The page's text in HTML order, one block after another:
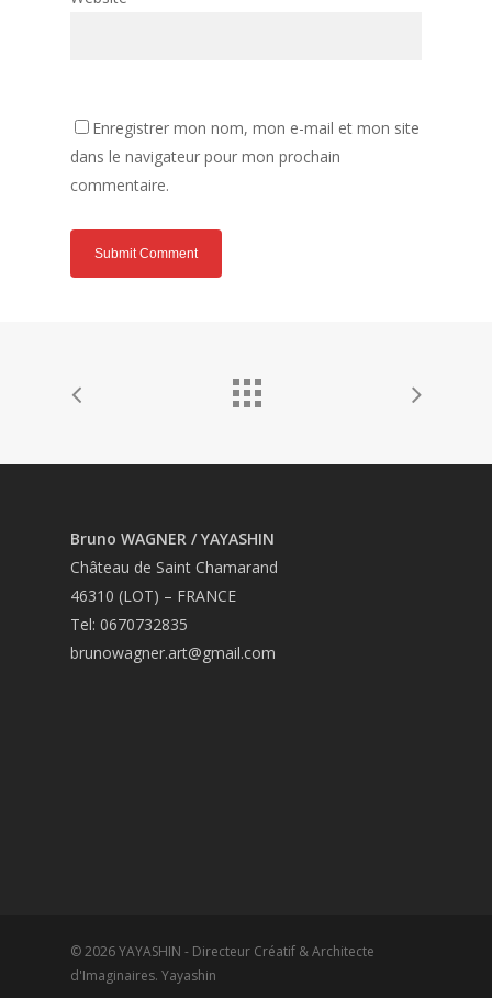
Enregistrer mon nom, mon e-mail et mon site
dans le navigateur pour mon prochain
commentaire.
Bruno WAGNER / YAYASHIN
Château de Saint Chamarand
46310 (LOT) – FRANCE
Tel: 0670732835
brunowagner.art@gmail.com
© 2026 YAYASHIN - Directeur Créatif & Architecte
d'Imaginaires. Yayashin